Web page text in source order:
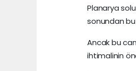
Planarya
sonundan
Ancak bu
ihtimalinin